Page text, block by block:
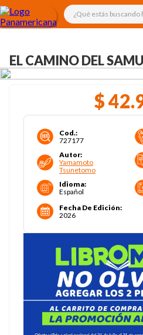
¿Qué estás
EL CAMINO DEL
$42.
Cod.:
727177
Autor:
Yamamoto
Tsunetomo
Idioma:
Español
Fecha De Edición:
2026